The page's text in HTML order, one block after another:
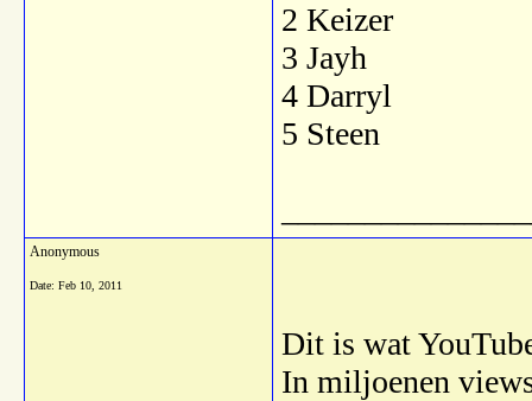
2 Keizer
3 Jayh
4 Darryl
5 Steen
Anonymous
Date: Feb 10, 2011
Dit is wat
In miljoenen